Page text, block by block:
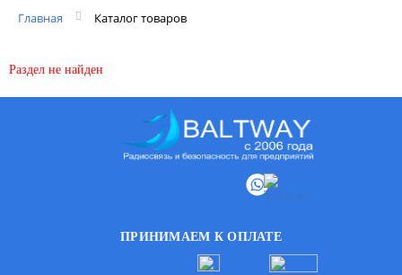
Главная Каталог товаров
Раздел не найден
ПРИНИМАЕМ К ОПЛАТЕ